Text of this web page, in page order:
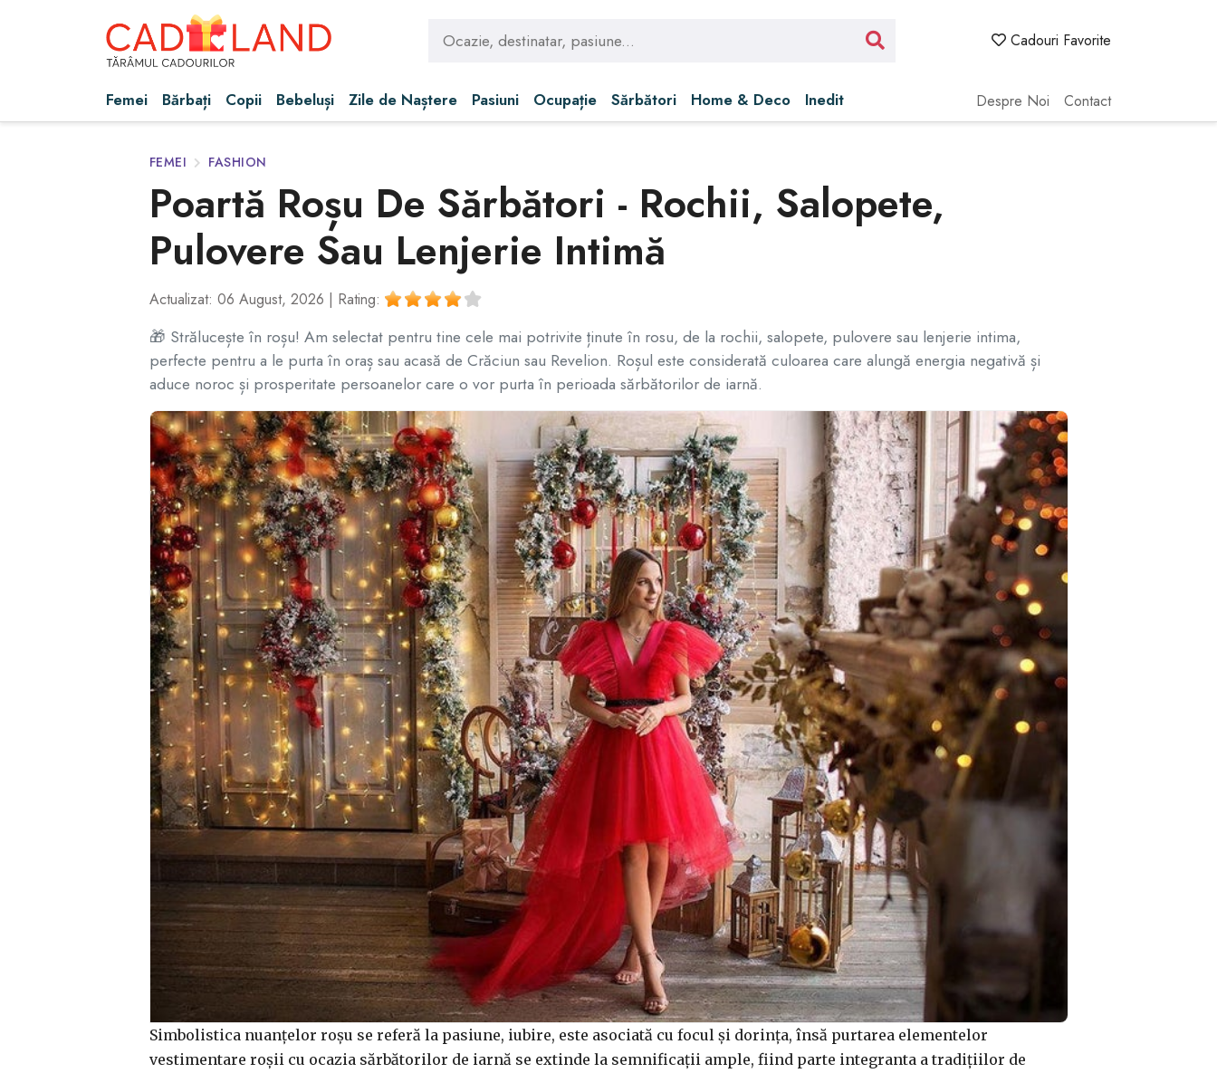
Cadouri Favorite
Femei Bărbați Copii Bebeluși Zile de Naștere Pasiuni Ocupație Sărbători Home & Deco Inedit Despre Noi Contact
FEMEI FASHION
Poartă Roșu De Sărbători - Rochii, Salopete,
Pulovere Sau Lenjerie Intimă
Actualizat: 06 August, 2026 | Rating:
🎁 Strălucește în roșu! Am selectat pentru tine cele mai potrivite ținute în rosu, de la rochii, salopete, pulovere sau lenjerie intima,
perfecte pentru a le purta în oraș sau acasă de Crăciun sau Revelion. Roșul este considerată culoarea care alungă energia negativă și
aduce noroc și prosperitate persoanelor care o vor purta în perioada sărbătorilor de iarnă.
Simbolistica nuanțelor roșu se referă la pasiune, iubire, este asociată cu focul și dorința, însă purtarea elementelor
vestimentare roșii cu ocazia sărbătorilor de iarnă se extinde la semnificații ample, fiind parte integranta a tradițiilor de